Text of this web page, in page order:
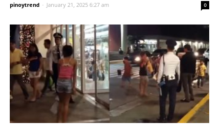
pinoytrend - January 21, 2025 6:27 am 0